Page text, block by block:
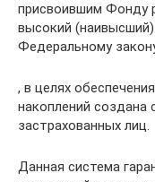
присвоившим Фонду
высокий
Федеральному
, в целях
накоплений создана
застрахованных лиц.
Данная система